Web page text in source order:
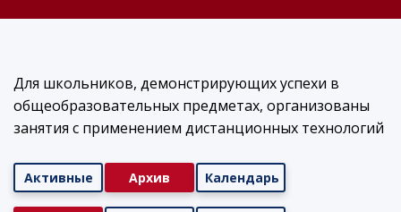
Для школьников, демонстрирующих успехи в
общеобразовательных предметах, организованы
занятия с применением дистанционных технологий
Активные Архив Календарь